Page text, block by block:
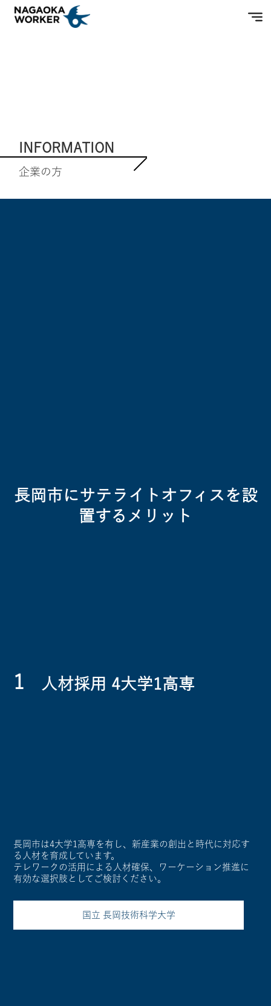
INFORMATION
企業の方
長岡市にサテライトオフィスを設
置するメリット
1 人材採用 4大学1高専
長岡市は4大学1高専を有し、新産業の創出と時代に対応す
る人材を育成しています。
テレワークの活用による人材確保、ワーケーション推進に
有効な選択肢としてご検討ください。
国立 長岡技術科学大学